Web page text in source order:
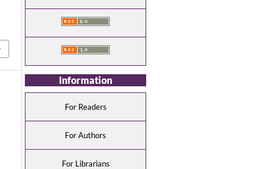
Information
For Readers
For Authors
For Librarians